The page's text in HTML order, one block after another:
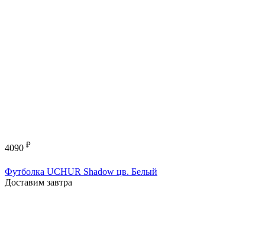
4090 ₽
Футболка UCHUR Shadow цв. Белый
Доставим завтра